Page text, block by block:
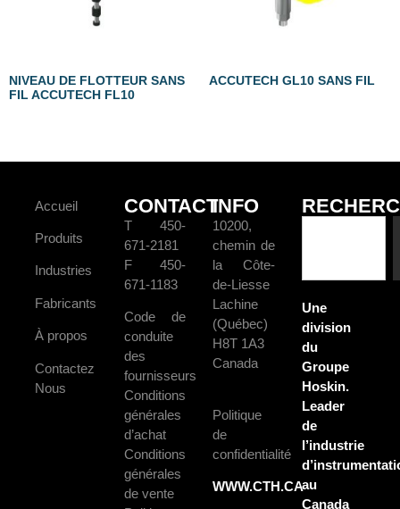
NIVEAU DE FLOTTEUR SANS
FIL ACCUTECH FL10
ACCUTECH GL10 SANS FIL
Accueil
Produits
Industries
Fabricants
À propos
Contactez
Nous
CONTACT
T 450-
671-2181
F 450-
671-1183
Code de
conduite
des
fournisseurs
Conditions
générales
d’achat
Conditions
générales
de vente
INFO
10200,
chemin de
la Côte-
de-Liesse
Lachine
(Québec)
H8T 1A3
Canada
Politique
de
confidentialité
WWW.CTH.CA
Une
division
du
Groupe
Hoskin.
Leader
de
l’industrie
au
Canada